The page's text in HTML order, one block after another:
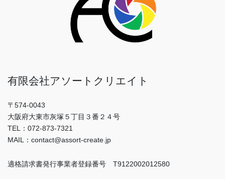
有限会社アソートクリエイト
〒574-0043
大阪府大東市灰塚５丁目３番２４号
TEL：072-873-7321
MAIL：contact@assort-create.jp
適格請求書発行事業者登録番号 T9122002012580